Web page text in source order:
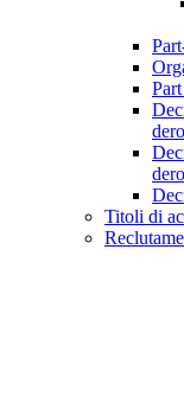
Titoli di